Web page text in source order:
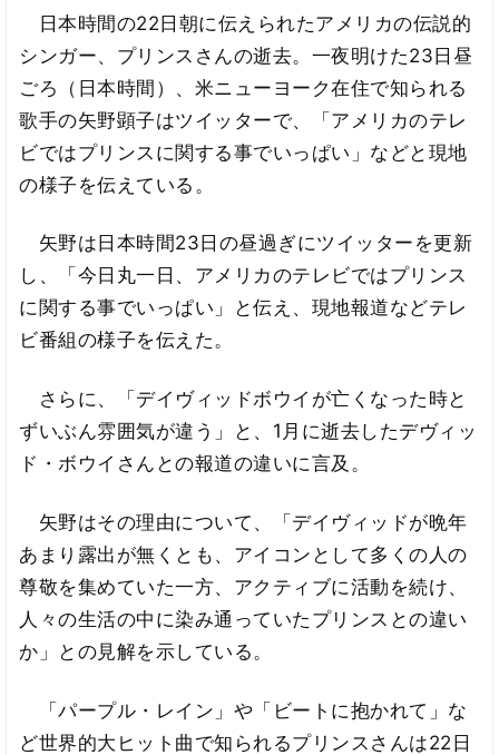
日本時間の22日朝に伝えられたアメリカの伝説的
シンガー、プリンスさんの逝去。一夜明けた23日昼
ごろ（日本時間）、米ニューヨーク在住で知られる
歌手の矢野顕子はツイッターで、「アメリカのテレ
ビではプリンスに関する事でいっぱい」などと現地
の様子を伝えている。
矢野は日本時間23日の昼過ぎにツイッターを更新
し、「今日丸一日、アメリカのテレビではプリンス
に関する事でいっぱい」と伝え、現地報道などテレ
ビ番組の様子を伝えた。
さらに、「デイヴィッドボウイが亡くなった時と
ずいぶん雰囲気が違う」と、1月に逝去したデヴィッ
ド・ボウイさんとの報道の違いに言及。
矢野はその理由について、「デイヴィッドが晩年
あまり露出が無くとも、アイコンとして多くの人の
尊敬を集めていた一方、アクティブに活動を続け、
人々の生活の中に染み通っていたプリンスとの違い
か」との見解を示している。
「パープル・レイン」や「ビートに抱かれて」な
ど世界的大ヒット曲で知られるプリンスさんは22日